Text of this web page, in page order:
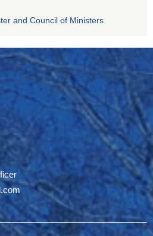
and Council of Ministers